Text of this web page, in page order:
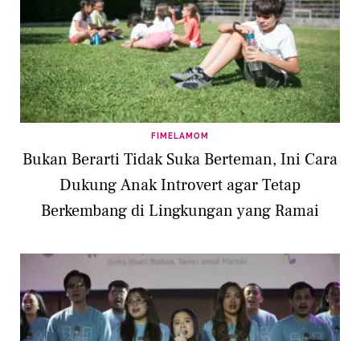
FIMELAMOM
Bukan Berarti Tidak Suka Berteman, Ini Cara
Dukung Anak Introvert agar Tetap
Berkembang di Lingkungan yang Ramai